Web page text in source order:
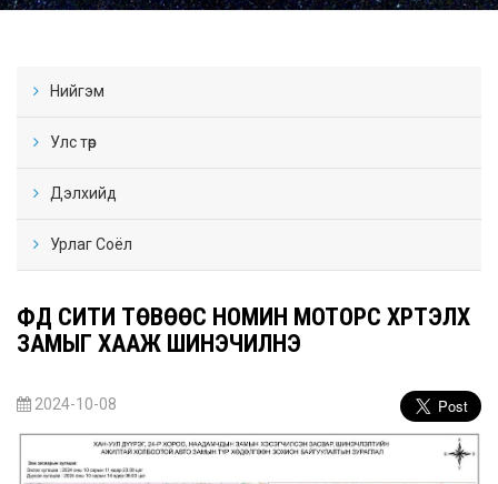
Нийгэм
Улс төр
Дэлхийд
Урлаг Соёл
ФҮҮД СИТИ ТӨВӨӨС НОМИН МОТОРС ХҮРТЭЛХ
ЗАМЫГ ХААЖ ШИНЭЧИЛНЭ
2024-10-08